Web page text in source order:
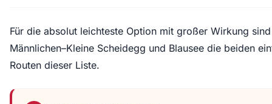
Für die absolut leichteste Option mit großer Wirkung sind
Männlichen–Kleine Scheidegg und Blausee die beiden
Routen dieser Liste.